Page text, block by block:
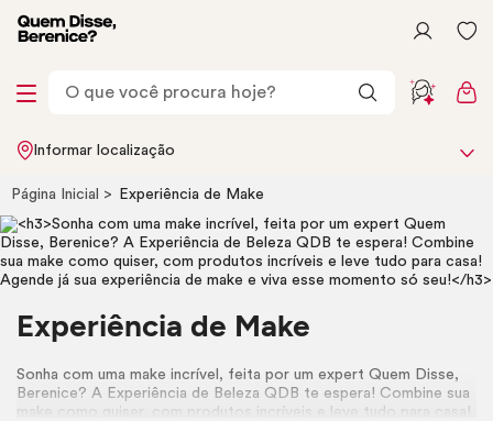
Informar localização
Página Inicial Experiência de Make
Experiência de Make
Sonha com umamake incrível, feita por um expert Quem Disse,
Berenice? A Experiência de Beleza QDB te espera! Combine sua
make
como quiser, com produtos incríveis e leve tudo para casa!